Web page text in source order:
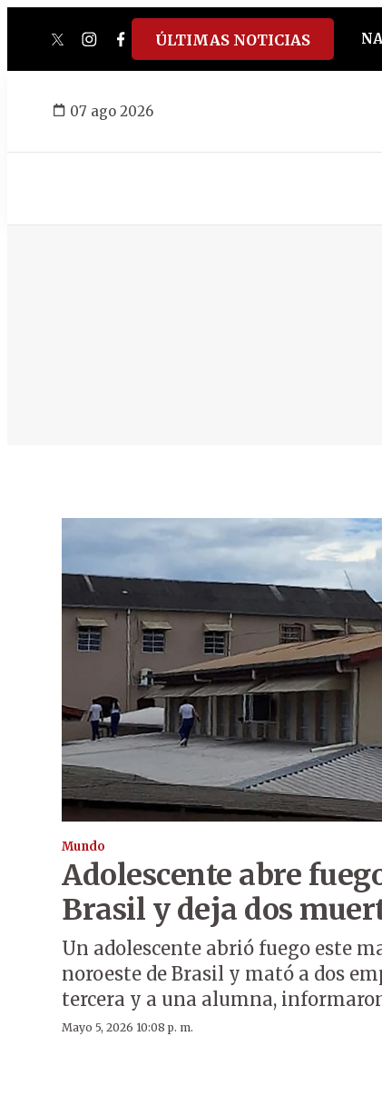
twitterinstagram
facebook
tiktokyoutube
spotify
ÚLTIMAS NOTICIAS
07 ago 2026
Mundo
Adolescente abre
Brasil y deja dos
Un adolescente abrió fuego este
noroeste de Brasil y mató a dos
tercera y a una alumna,
Mayo 5, 2026 10:08 p. m.